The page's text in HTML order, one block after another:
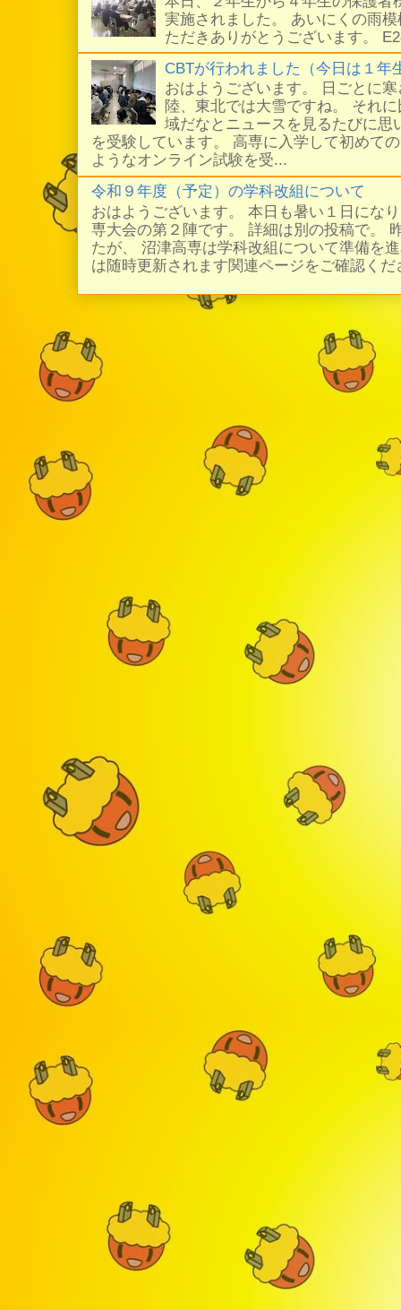
実施されました。 あいにくの雨
ただきありがとうございます。
CBTが行われました（今日は１年
おはようございます。 日ごとに
陸、東北では大雪ですね。 それ
域だなとニュースを見るたびに思
を受験しています。 高専に入学して初めて
ようなオンライン試験を受...
令和９年度（予定）の学科改組について
おはようございます。 本日も暑い１日にな
専大会の第２陣です。 詳細は別の投稿で。
たが、 沼津高専は学科改組について準備を
は随時更新されます関連ページをご確認く